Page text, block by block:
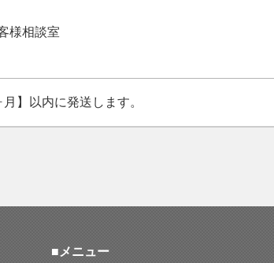
様相談室
】以内に発送します。
■メニュー